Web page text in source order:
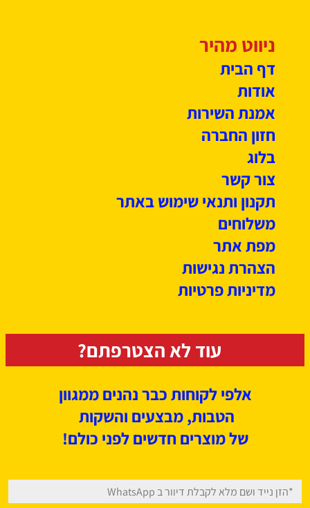
ניווט מהיר
דף הבית
אודות
אמנת השירות
חזון החברה
בלוג
צור קשר
תקנון ותנאי שימוש באתר
משלוחים
מפת אתר
הצהרת נגישות
מדיניות פרטיות
עוד לא הצטרפתם?
אלפי לקוחות כבר נהנים ממגוון
הטבות, מבצעים והשקות
של מוצרים חדשים לפני כולם!